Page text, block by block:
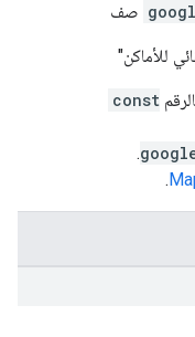
صف
للأماكن"
const
.
.